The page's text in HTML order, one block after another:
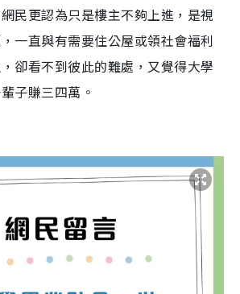
民更認為只是樓主不夠上進，是視
一直與有需要住公屋或領社會福利
卻看不到彼此的難處，又覺得大學
子賺三四萬。